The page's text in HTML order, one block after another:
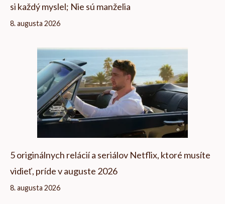
si každý myslel; Nie sú manželia
8. augusta 2026
5 originálnych relácií a seriálov Netflix, ktoré musíte
vidieť, príde v auguste 2026
8. augusta 2026